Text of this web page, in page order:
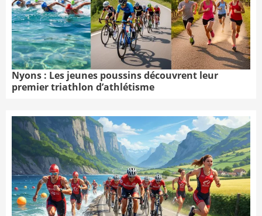
Nyons : Les jeunes poussins découvrent leur
premier triathlon d’athlétisme